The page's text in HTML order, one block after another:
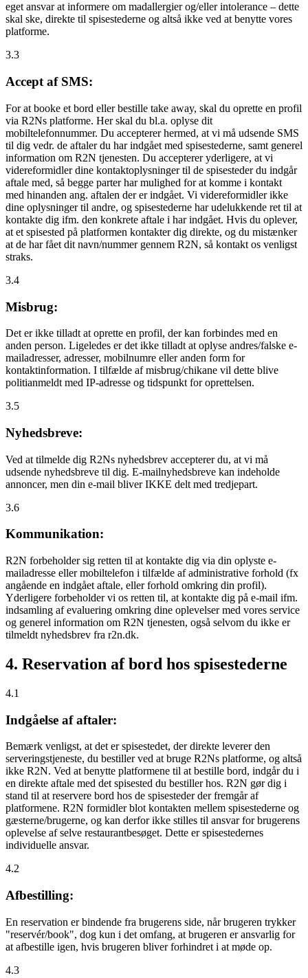
eget ansvar at informere om madallergier og/eller intolerance – dette
skal ske, direkte til spisestederne og altså ikke ved at benytte vores
platforme.
3.3
Accept af SMS:
For at booke et bord eller bestille take away, skal du oprette en profil
via R2Ns platforme. Her skal du bl.a. oplyse dit
mobiltelefonnummer. Du accepterer hermed, at vi må udsende SMS
til dig vedr. de aftaler du har indgået med spisestederne, samt generel
information om R2N tjenesten. Du accepterer yderligere, at vi
videreformidler dine kontaktoplysninger til de spisesteder du indgår
aftale med, så begge parter har mulighed for at komme i kontakt
med hinanden ang. aftalen der er indgået. Vi videreformidler ikke
dine oplysninger til andre, og spisestederne har udelukkende ret til at
kontakte dig ifm. den konkrete aftale i har indgået. Hvis du oplever,
at et spisested på platformen kontakter dig direkte, og du mistænker
at de har fået dit navn/nummer gennem R2N, så kontakt os venligst
straks.
3.4
Misbrug:
Det er ikke tilladt at oprette en profil, der kan forbindes med en
anden person. Ligeledes er det ikke tilladt at oplyse andres/falske e-
mailadresser, adresser, mobilnumre eller anden form for
kontaktinformation. I tilfælde af misbrug/chikane vil dette blive
politianmeldt med IP-adresse og tidspunkt for oprettelsen.
3.5
Nyhedsbreve:
Ved at tilmelde dig R2Ns nyhedsbrev accepterer du, at vi må
udsende nyhedsbreve til dig. E-mailnyhedsbreve kan indeholde
annoncer, men din e-mail bliver IKKE delt med tredjepart.
3.6
Kommunikation:
R2N forbeholder sig retten til at kontakte dig via din oplyste e-
mailadresse eller mobiltelefon i tilfælde af administrative forhold (fx
angående en indgået aftale, eller forhold omkring din profil).
Yderligere forbeholder vi os retten til, at kontakte dig på e-mail ifm.
indsamling af evaluering omkring dine oplevelser med vores service
og generel information om R2N tjenesten, også selvom du ikke er
tilmeldt nyhedsbrev fra r2n.dk.
4. Reservation af bord hos spisestederne
4.1
Indgåelse af aftaler:
Bemærk venligst, at det er spisestedet, der direkte leverer den
serveringstjeneste, du bestiller ved at bruge R2Ns platforme, og altså
ikke R2N. Ved at benytte platformene til at bestille bord, indgår du i
en direkte aftale med det spisested du bestiller hos. R2N gør dig i
stand til at reservere bord hos de spisesteder der fremgår af
platformene. R2N formidler blot kontakten mellem spisestederne og
gæsterne/brugerne, og kan derfor ikke stilles til ansvar for brugerens
oplevelse af selve restaurantbesøget. Dette er spisestedernes
individuelle ansvar.
4.2
Afbestilling:
En reservation er bindende fra brugerens side, når brugeren trykker
"reservér/book", dog kun i det omfang, at brugeren er ansvarlig for
at afbestille igen, hvis brugeren bliver forhindret i at møde op.
4.3